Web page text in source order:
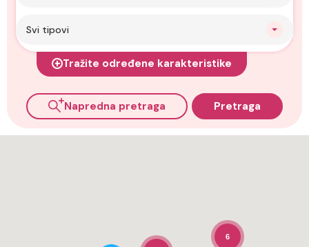
Svi tipovi
Tražite određene karakteristike
Napredna pretraga Pretraga
6